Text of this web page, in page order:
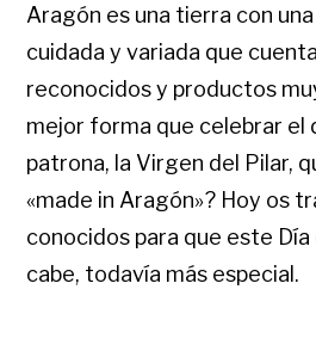
Aragón es una tierra con
cuidada y variada que
reconocidos y productos
mejor forma que celebrar el
patrona, la Virgen del Pilar,
«made in Aragón»? Hoy os
conocidos para que este Día
cabe, todavía más especial.